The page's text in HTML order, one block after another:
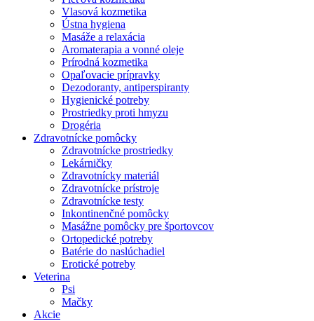
Vlasová kozmetika
Ústna hygiena
Masáže a relaxácia
Aromaterapia a vonné oleje
Prírodná kozmetika
Opaľovacie prípravky
Dezodoranty, antiperspiranty
Hygienické potreby
Prostriedky proti hmyzu
Drogéria
Zdravotnícke pomôcky
Zdravotnícke prostriedky
Lekárničky
Zdravotnícky materiál
Zdravotnícke prístroje
Zdravotnícke testy
Inkontinenčné pomôcky
Masážne pomôcky pre športovcov
Ortopedické potreby
Batérie do naslúchadiel
Erotické potreby
Veterina
Psi
Mačky
Akcie